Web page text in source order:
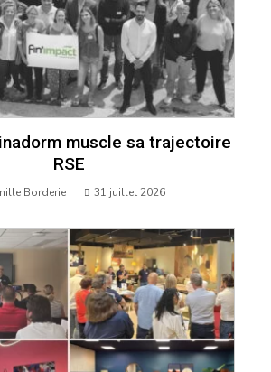
muscle sa trajectoire
RSE
Borderie 31 juillet 2026